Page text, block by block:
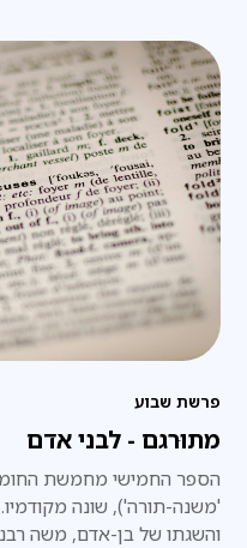
פרשת שבוע
מתוּרגם - לבני אדם
הספר החמישי מחמשת
'משנה-תורה'), שונה
והשגתו של בן-אדם, משה